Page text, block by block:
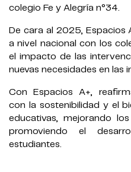
colegio Fe y Alegría n°34.
De cara al 2025, Espacios
a nivel nacional con los
el impacto de las
nuevas necesidades en las
Con Espacios A+,
con la sostenibilidad y el
educativas, mejorando
promoviendo el
estudiantes.